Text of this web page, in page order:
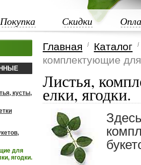
Покупка Скидки
Главная
Каталог
комплектующие
Листья,
елки, ягодки.
кусты,
для
ягодки.